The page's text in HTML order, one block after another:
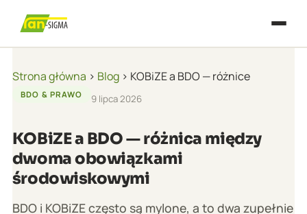
Strona główna › Blog› KOBiZE a BDO — różnice
BDO & PRAWO 9 lipca 2026
KOBiZE a BDO — różnica między
dwoma obowiązkami
środowiskowymi
BDO i KOBiZE często są mylone, a to dwa zupełnie